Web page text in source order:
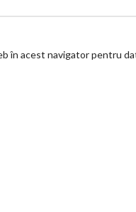
în acest navigator pentru